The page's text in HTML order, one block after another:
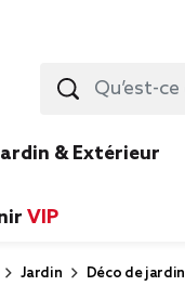
& Extérieur
VIP
Jardin Déco de jardin